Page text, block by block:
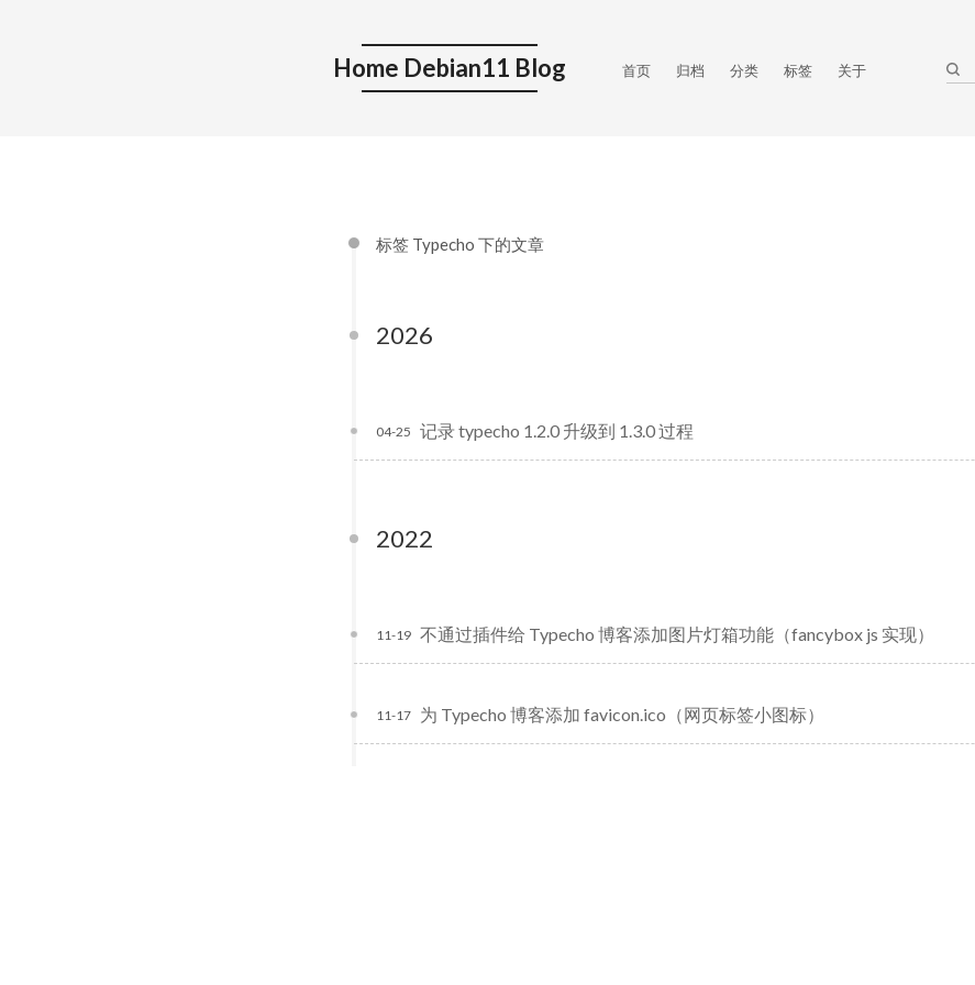
Home Debian11 Blog 首页 归档 分类 标签 关于
标签 Typecho 下的文章
2026
记录 typecho 1.2.0 升级到 1.3.0 过程
04-25
2022
不通过插件给 Typecho 博客添加图片灯箱功能（fancybox js 实现）
11-19
为 Typecho 博客添加 favicon.ico（网页标签小图标）
11-17